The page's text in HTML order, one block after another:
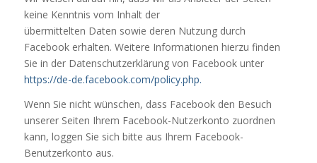
keine Kenntnis vom Inhalt der
übermittelten Daten sowie deren Nutzung durch
Facebook erhalten. Weitere Informationen hierzu finden
Sie in der Datenschutzerklärung von Facebook unter
https://de-de.facebook.com/policy.php.
Wenn Sie nicht wünschen, dass Facebook den Besuch
unserer Seiten Ihrem Facebook-Nutzerkonto zuordnen
kann, loggen Sie sich bitte aus Ihrem Facebook-
Benutzerkonto aus.